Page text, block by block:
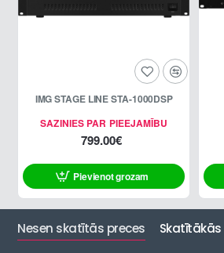
SAZINIES PAR PIEEJAMĪBU
IMG STAGE LINE STA-1000DSP
799.00€
Pievienot grozam
Nesen skatītās preces Skatītākās